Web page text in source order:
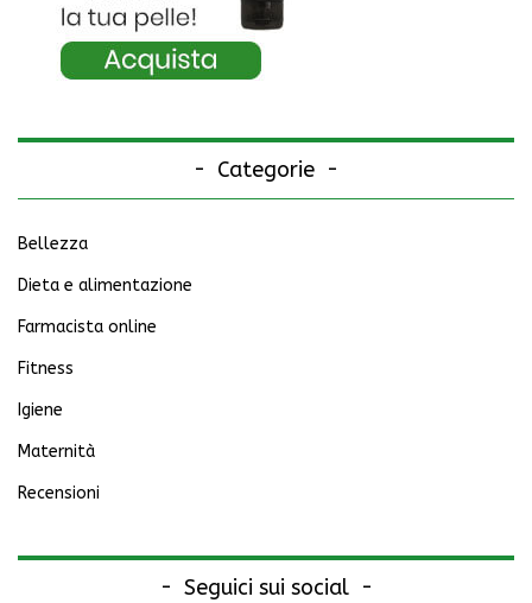
Categorie
Bellezza
Dieta e alimentazione
Farmacista online
Fitness
Igiene
Maternità
Recensioni
Seguici sui social